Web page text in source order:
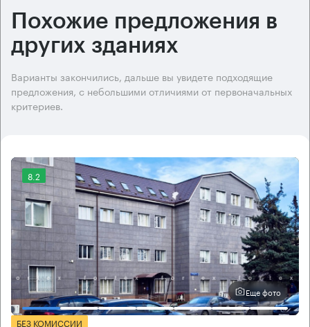
Похожие предложения в
других зданиях
Варианты закончились, дальше вы увидете подходящие
предложения, с небольшими отличиями от первоначальных
критериев.
8.2
Еще фото
БЕЗ КОМИССИИ